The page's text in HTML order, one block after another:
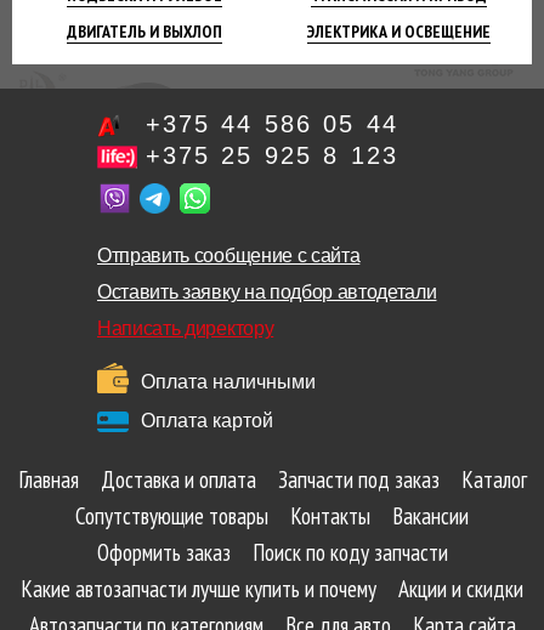
ДВИГАТЕЛЬ И ВЫХЛОП ЭЛЕКТРИКА И ОСВЕЩЕНИЕ
+375 44 586 05 44
+375 25 925 8 123
Отправить сообщение с сайта
Оставить заявку на подбор автодетали
Написать директору
Оплата наличными
Оплата картой
Главная Доставка и оплата Запчасти под заказ
Каталог
Сопутствующие товары
Контакты
Вакансии
Оформить заказ
Поиск по коду запчасти
Какие автозапчасти лучше купить и почему
Акции и скидки